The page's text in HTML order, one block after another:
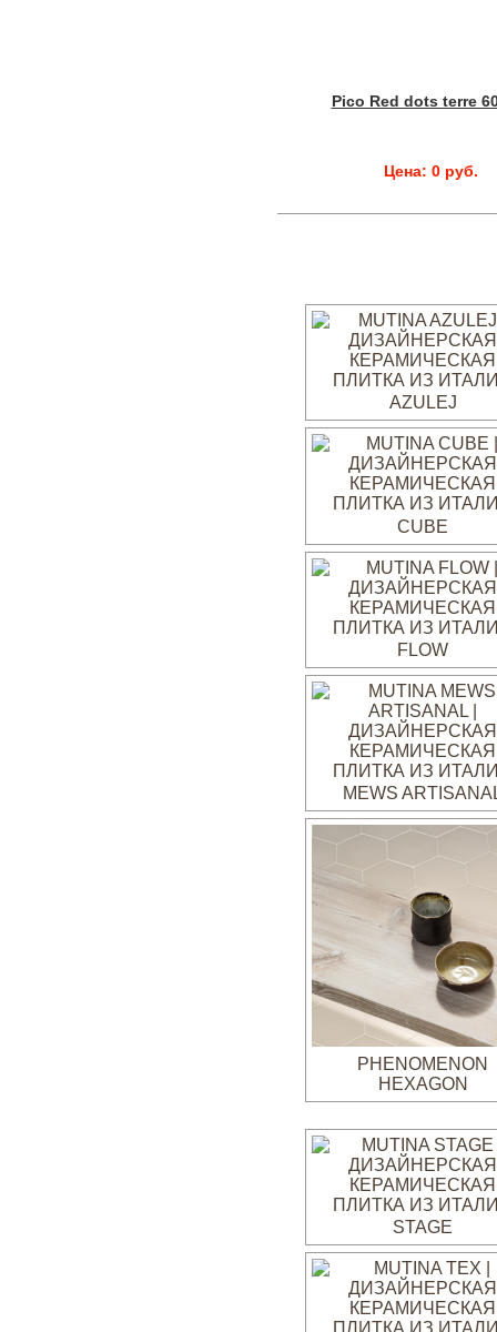
Pico Red dots terre
Цена: 0 руб.
AZULEJ
CUBE
FLOW
MEWS
PHENOMENON
HEXAGON
STAGE